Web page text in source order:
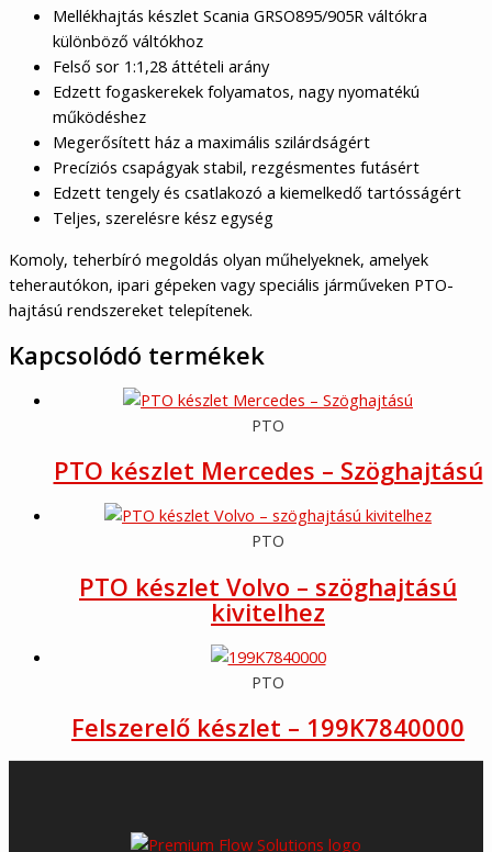
Mellékhajtás készlet Scania GRSO895/905R váltókra
különböző váltókhoz
Felső sor 1:1,28 áttételi arány
Edzett fogaskerekek folyamatos, nagy nyomatékú
működéshez
Megerősített ház a maximális szilárdságért
Precíziós csapágyak stabil, rezgésmentes futásért
Edzett tengely és csatlakozó a kiemelkedő tartósságért
Teljes, szerelésre kész egység
Komoly, teherbíró megoldás olyan műhelyeknek, amelyek
teherautókon, ipari gépeken vagy speciális járműveken PTO-
hajtású rendszereket telepítenek.
Kapcsolódó termékek
PTO
PTO készlet Mercedes – Szöghajtású
PTO
PTO készlet Volvo – szöghajtású
kivitelhez
PTO
Felszerelő készlet – 199K7840000